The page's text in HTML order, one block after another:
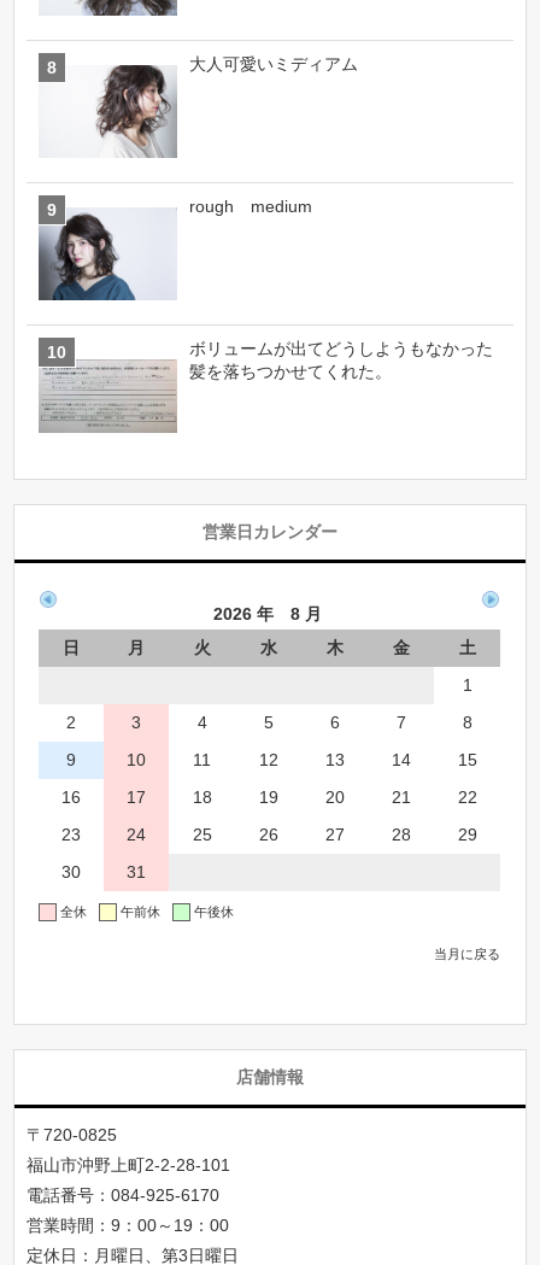
大人可愛いミディアム
rough medium
ボリュームが出てどうしようもなかった
髪を落ちつかせてくれた。
営業日カレンダー
2026 年 8 月
日
月 火 水 木 金
土
1
2
3 4 5 6 7
8
9
10 11 12 13 14
15
16
17 18 19 20 21
22
23
24 25 26 27 28
29
30
31
全休 午前休 午後休
当月に戻る
店舗情報
〒720-0825
福山市沖野上町2-2-28-101
電話番号：084-925-6170
営業時間：9：00～19：00
定休日：月曜日、第3日曜日